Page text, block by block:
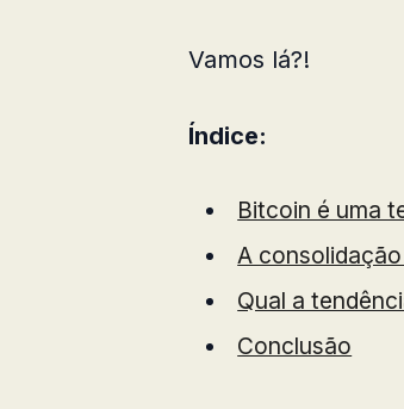
Vamos lá?!
Índice:
Bitcoin é uma
A
Qual a
Conclusão